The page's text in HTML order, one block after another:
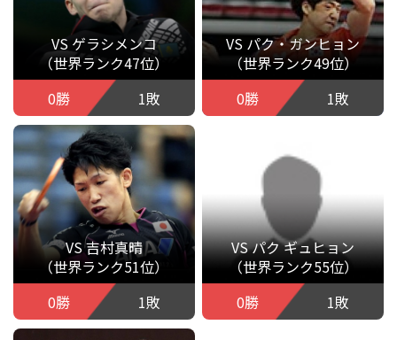
VS ゲラシメンコ
（世界ランク47位）
0勝
1敗
VS パク・ガンヒョン
（世界ランク49位）
0勝
1敗
VS 吉村真晴
（世界ランク51位）
0勝
1敗
VS パク ギュヒョン
（世界ランク55位）
0勝
1敗